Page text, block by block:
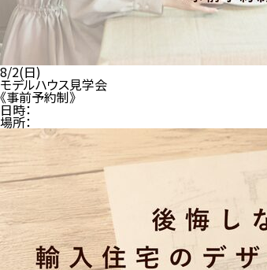
8/2(日)
モデルハウス見学会
《事前予約制》
日時：
場所：